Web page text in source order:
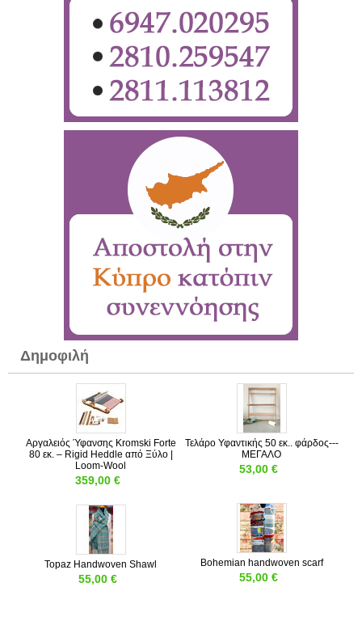
Δημοφιλή
Αργαλειός Ύφανσης Kromski Forte
80 εκ. – Rigid Heddle από Ξύλο |
Loom-Wool
359,00 €
Τελάρο Υφαντικής 50 εκ.. φάρδος---
ΜΕΓΑΛΟ
53,00 €
Topaz Handwoven Shawl
55,00 €
Bohemian handwoven scarf
55,00 €